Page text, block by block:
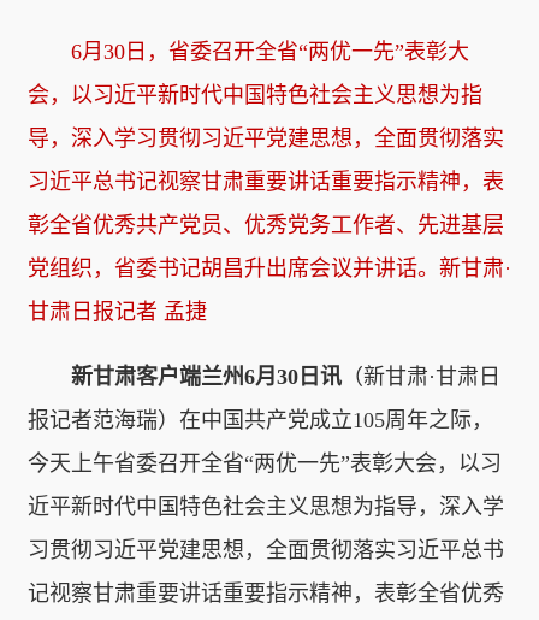
6月30日，省委召开全省“两优一先”表彰大
会，以习近平新时代中国特色社会主义思想为指
导，深入学习贯彻习近平党建思想，全面贯彻落实
习近平总书记视察甘肃重要讲话重要指示精神，表
彰全省优秀共产党员、优秀党务工作者、先进基层
党组织，省委书记胡昌升出席会议并讲话。新甘肃·
甘肃日报记者 孟捷
新甘肃客户端兰州6月30日讯 （新甘肃·甘肃日
报记者范海瑞）在中国共产党成立105周年之际，
今天上午省委召开全省“两优一先”表彰大会，以习
近平新时代中国特色社会主义思想为指导，深入学
习贯彻习近平党建思想，全面贯彻落实习近平总书
记视察甘肃重要讲话重要指示精神，表彰全省优秀